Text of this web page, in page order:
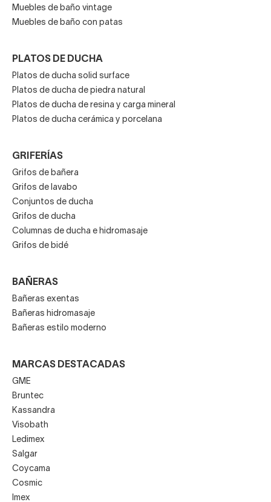
Muebles de baño vintage
Muebles de baño con patas
PLATOS DE DUCHA
Platos de ducha solid surface
Platos de ducha de piedra natural
Platos de ducha de resina y carga mineral
Platos de ducha cerámica y porcelana
GRIFERÍAS
Grifos de bañera
Grifos de lavabo
Conjuntos de ducha
Grifos de ducha
Columnas de ducha e hidromasaje
Grifos de bidé
BAÑERAS
Bañeras exentas
Bañeras hidromasaje
Bañeras estilo moderno
MARCAS DESTACADAS
GME
Bruntec
Kassandra
Visobath
Ledimex
Salgar
Coycama
Cosmic
Imex